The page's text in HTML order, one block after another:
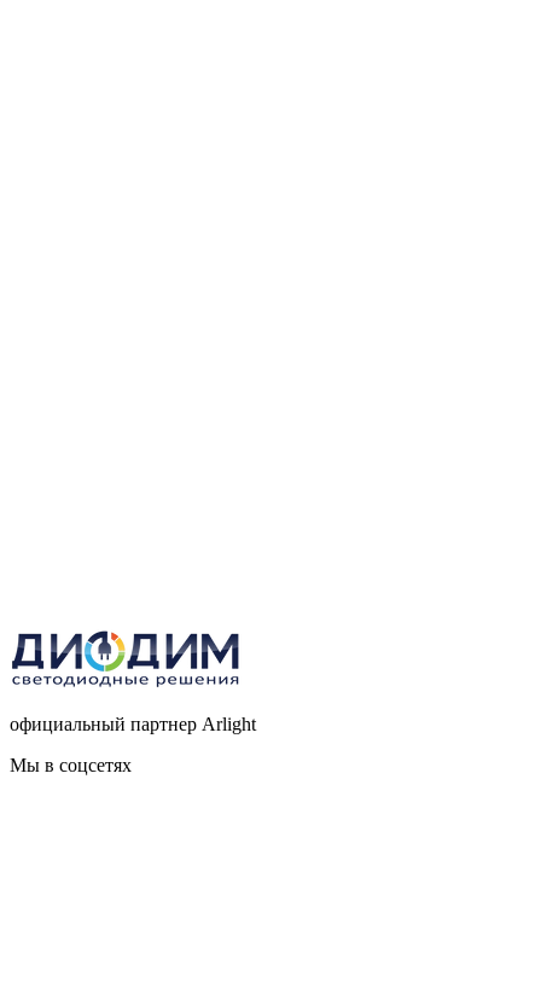
официальный партнер Arlight
Мы в соцсетях